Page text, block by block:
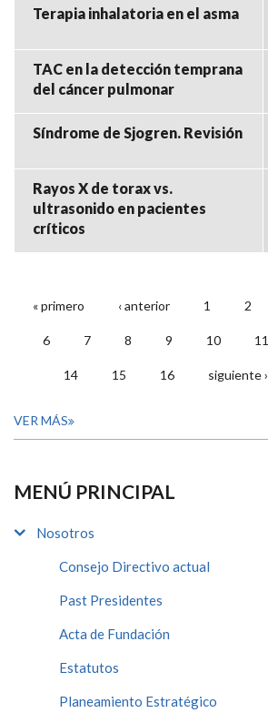
Terapia inhalatoria en el asma
TAC en la detección temprana
del cáncer pulmonar
Síndrome de Sjogren. Revisión
Rayos X de torax vs.
ultrasonido en pacientes
críticos
PÁGINAS
« primero ‹ anterior 1 2
6 7 8 9 10 11
14 15 16 siguiente ›
VER MÁS
MENÚ PRINCIPAL
Nosotros
Consejo Directivo actual
Past Presidentes
Acta de Fundación
Estatutos
Planeamiento Estratégico